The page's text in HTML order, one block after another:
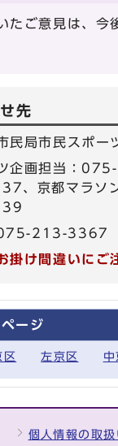
たご意見は、今
先
民局市民スポー
企画担当：
、京都マラソ
213-3367
掛け間違いにご
ージ
区 左京区 中
個人情報の取扱